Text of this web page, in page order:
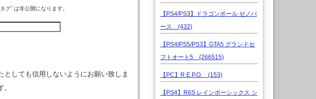
グﾞ は非公開になります。
しても信用しないようにお願い致しま
【PS4/PS3】ドラゴンボール ゼノバ
ース (432)
【PS4/PS5/PS3】GTA5 グランドセ
フトオート5 (266515)
【PC】R.E.P.O. (153)
【PS4】R6S レインボーシックス シ